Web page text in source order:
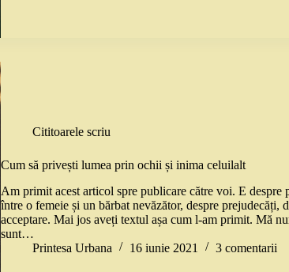
Cititoarele scriu
Cum să privești lumea prin ochii și inima celuilalt
Am primit acest articol spre publicare către voi. E despre
între o femeie și un bărbat nevăzător, despre prejudecăți,
acceptare. Mai jos aveți textul așa cum l-am primit. Mă
sunt…
Printesa Urbana
16 iunie 2021 3 comentarii